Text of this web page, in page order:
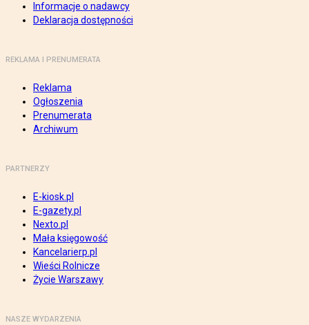
Informacje o nadawcy
Deklaracja dostępności
REKLAMA I PRENUMERATA
Reklama
Ogłoszenia
Prenumerata
Archiwum
PARTNERZY
E-kiosk.pl
E-gazety.pl
Nexto.pl
Mała księgowość
Kancelarierp.pl
Wieści Rolnicze
Życie Warszawy
NASZE WYDARZENIA